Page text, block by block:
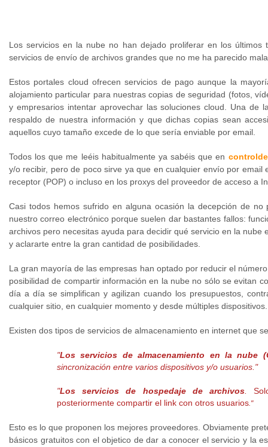
Los servicios en la nube no han dejado proliferar en los últimos
servicios de envío de archivos grandes que no me ha parecido
Estos portales cloud ofrecen servicios de pago aunque la
alojamiento particular para nuestras copias de seguridad (fotos,
y empresarios intentar aprovechar las soluciones cloud. Una
respaldo de nuestra información y que dichas copias sean
aquellos cuyo tamaño excede de lo que sería enviable por email.
Todos los que me leéis habitualmente ya sabéis que en
y/o recibir, pero de poco sirve ya que en cualquier envío por
receptor (POP) o incluso en los proxys del proveedor de acceso a
Casi todos hemos sufrido en alguna ocasión la decepción de
nuestro correo electrónico porque suelen dar bastantes fallos:
archivos pero necesitas ayuda para decidir qué servicio en la
y aclararte entre la gran cantidad de posibilidades.
La gran mayoría de las empresas han optado por reducir el
posibilidad de compartir información en la nube no sólo se evitan
día a día se simplifican y agilizan cuando los presupuestos,
cualquier sitio, en cualquier momento y desde múltiples dispositivos.
Existen dos tipos de servicios de almacenamiento en internet que
"Los servicios de almacenamiento en la nube
sincronización entre varios dispositivos y/o usuarios."
"Los servicios de hospedaje de archivos .
posteriormente compartir el link con otros usuarios."
Esto es lo que proponen los mejores proveedores. Obviamente
básicos gratuitos con el objetico de dar a conocer el servicio y la